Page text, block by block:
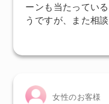
ーンも当たってい
うですが、また相
女性のお客様